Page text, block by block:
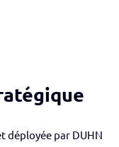
déployée par DUHN